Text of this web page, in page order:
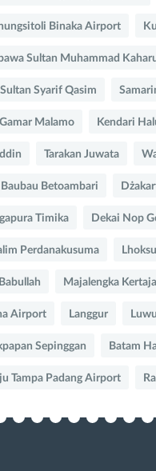
Binaka Airport
Sultan Muhammad
Syarif Qasim
Malamo Kendari
Tarakan Juwata
Baubau Betoambari
Timika Dekai Nop
Perdanakusuma
Majalengka
Airport Langgur
Sepinggan Batam
Tampa Padang Airport